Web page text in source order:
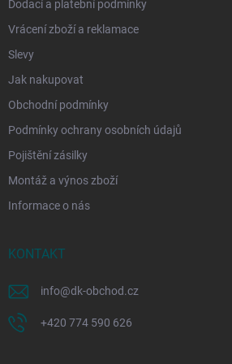
Dodací a platební podmínky
Vrácení zboží a reklamace
Slevy
Jak nakupovat
Obchodní podmínky
Podmínky ochrany osobních údajů
Pojištění zásilky
Montáž a výnos zboží
Informace o nás
KONTAKT
info@dk-obchod.cz
+420 774 590 626